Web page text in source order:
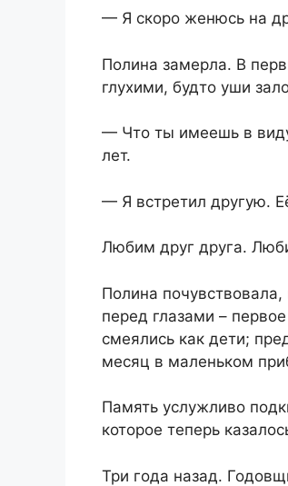
— Я скоро женюсь на
Полина замерла. В
глухими, будто уши
— Что ты имеешь в
лет.
— Я встретил другую.
Любим друг друга.
Полина почувствовала,
перед глазами –
смеялись как дети;
месяц в маленьком
Память услужливо
которое теперь
Три года назад.